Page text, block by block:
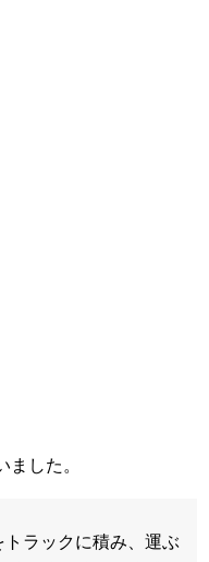
した。
ラックに積み、運ぶ